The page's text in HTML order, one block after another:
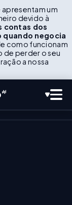
um
devido à
contas dos
negocia
como funcionam
de perder o seu
a nossa